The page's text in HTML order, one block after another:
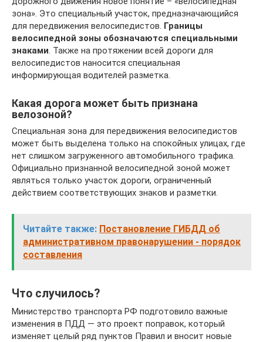
зона». Это специальный участок, предназначающийся
для передвижения велосипедистов. Границы
велосипедной зоны обозначаются специальными
знаками. Также на протяжении всей дороги для
велосипедистов наносится специальная
информирующая водителей разметка.
Какая дорога может быть признана
велозоной?
Специальная зона для передвижения велосипедистов
может быть выделена только на спокойных улицах, где
нет слишком загруженного автомобильного трафика.
Официально признанной велосипедной зоной может
являться только участок дороги, ограниченный
действием соответствующих знаков и разметки.
Читайте также: Постановление ГИБДД об
административном правонарушении - порядок
составления
Что случилось?
Министерство транспорта РФ подготовило важные
изменения в ПДД — это проект поправок, который
изменяет целый ряд пунктов Правил и вносит новые